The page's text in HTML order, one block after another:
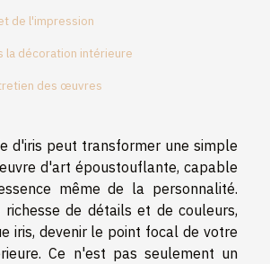
de l'impression
la décoration intérieure
des œuvres
d'iris peut transformer une simple
d'art époustouflante, capable
même de la personnalité.
de détails et de couleurs,
iris, devenir le point focal de votre
Ce n'est pas seulement un